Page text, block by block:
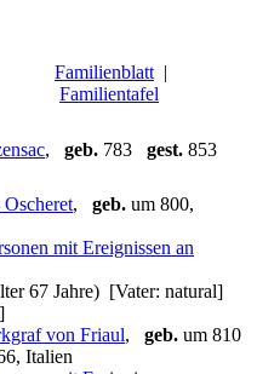
Familienblatt|
Familientafel
, geb. 783 gest. 853
, geb. um 800,
67 Jahre) [Vater: natural]
von Friaul, geb. um 810
Italien